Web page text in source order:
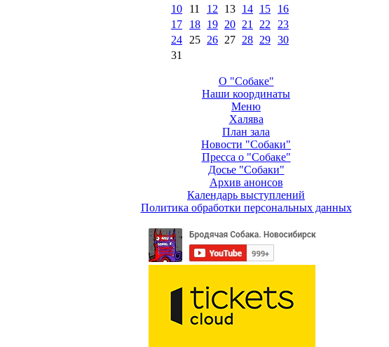
10
11 12 13 14 15
16
17
18 19 20 21 22
23
24
25 26 27 28 29 30
31
О "Собаке"
Наши координаты
Меню
Халява
План зала
Новости "Собаки"
Пресса о "Собаке"
Досье "Собаки"
Архив анонсов
Календарь выступлений
Политика обработки персональных данных